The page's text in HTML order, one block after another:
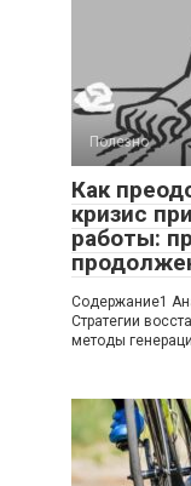
Полезно
Как
кризис
работы:
Содержание1
Стратегии
методы